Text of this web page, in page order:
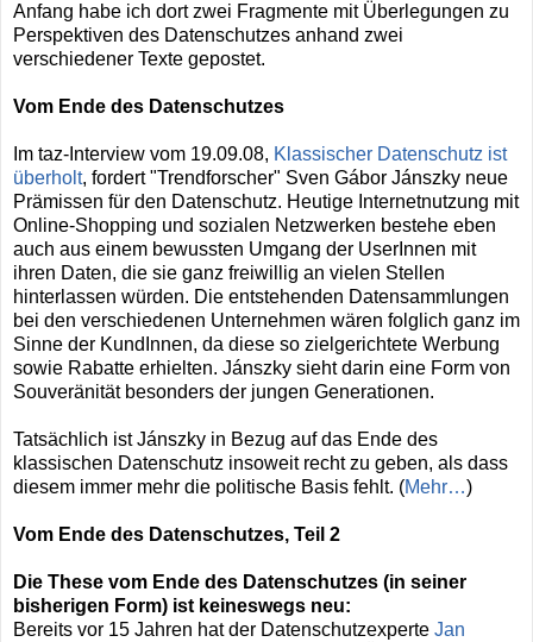
Anfang habe ich dort zwei Fragmente mit Überlegungen zu
Perspektiven des Datenschutzes anhand zwei
verschiedener Texte gepostet.
Vom Ende des Datenschutzes
Im taz-Interview vom 19.09.08, Klassischer Datenschutz ist
überholt, fordert "Trendforscher" Sven Gábor Jánszky neue
Prämissen für den Datenschutz. Heutige Internetnutzung mit
Online-Shopping und sozialen Netzwerken bestehe eben
auch aus einem bewussten Umgang der UserInnen mit
ihren Daten, die sie ganz freiwillig an vielen Stellen
hinterlassen würden. Die entstehenden Datensammlungen
bei den verschiedenen Unternehmen wären folglich ganz im
Sinne der KundInnen, da diese so zielgerichtete Werbung
sowie Rabatte erhielten. Jánszky sieht darin eine Form von
Souveränität besonders der jungen Generationen.
Tatsächlich ist Jánszky in Bezug auf das Ende des
klassischen Datenschutz insoweit recht zu geben, als dass
diesem immer mehr die politische Basis fehlt. (Mehr…)
Vom Ende des Datenschutzes, Teil 2
Die These vom Ende des Datenschutzes (in seiner
bisherigen Form) ist keineswegs neu:
Bereits vor 15 Jahren hat der Datenschutzexperte Jan